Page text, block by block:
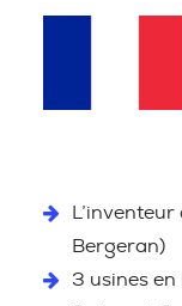
Bergeran)
3 usines en